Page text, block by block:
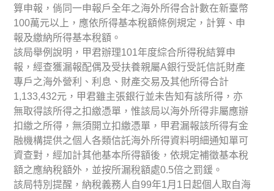
算申報，倘同一申報戶全年之海外所得合計數在新臺幣
100萬元以上，應依所得基本稅額條例規定，計算、申
報及繳納所得基本稅額。
該局舉例說明，甲君辦理101年度綜合所得稅結算申
報，經查獲漏報配偶及受扶養親屬A銀行受託信託財產
專戶之海外營利、利息、財產交易及其他所得合計
1,133,432元，甲君雖主張銀行並未告知有該所得，亦
無取得該所得之扣繳憑單，惟該局以海外所得非屬應辦
扣繳之所得，無須開立扣繳憑單，甲君漏報該所得有金
融機構提供之個人各類信託海外所得資料明細通知單可
資查對，經加計其他基本所得額後，依規定補徵基本稅
額之應納稅額外，並按所漏稅額處0.5倍之罰鍰。
該局特別提醒，納稅義務人自99年1月 1 日起個人取自海